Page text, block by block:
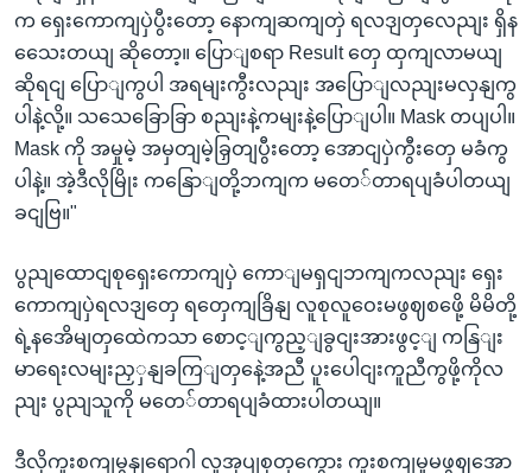
က ရှေးကောကျပှဲပွီးတော့ နောကျဆကျတှဲ ရလဒျတှလေညျး ရှိန
သေေးတယျ ဆိုတော့။ ပြောျစရာ Result တှေ ထှကျလာမယျ
ဆိုရငျ ပြောျကွပါ အရမျးကွီးလညျး အပြောျလညျးမလှနျကွ
ပါနဲ့လို့။ သသေခြောခြာ စညျးနဲ့ကမျးနဲ့ပြောျပါ။ Mask တပျပါ။
Mask ကို အမှုမဲ့ အမှတျမဲ့ခြှတျပွီးတော့ အောငျပှဲကွီးတှေ မခံကွ
ပါနဲ့။ အဲ့ဒီလိုမြိုး ကနြောျတို့ဘကျက မတေ်တာရပျခံပါတယျ
ခငျဗြ။"
ပွညျထောငျစုရှေးကောကျပှဲ ကောျမရှငျဘကျကလညျး ရှေး
ကောကျပှဲရလဒျတှေ ရတှေကျခြိနျ လူစုလူဝေးမဖွဈစဖေို့ မိမိတို့
ရဲ့နအေိမျတှထေဲကသာ စောင့ျကွည့ျခွငျးအားဖွင့ျ ကနြျး
မာရေးလမျးညှှနျခကြျတှနေဲ့အညီ ပူးပေါငျးကူညီကွဖို့ကိုလ
ညျး ပွညျသူကို မတေ်တာရပျခံထားပါတယျ။
ဒီလိုကူးစကျမွနျရောဂါ လူအုပျစုတှကွေား ကူးစကျမှုမဖွဈအော